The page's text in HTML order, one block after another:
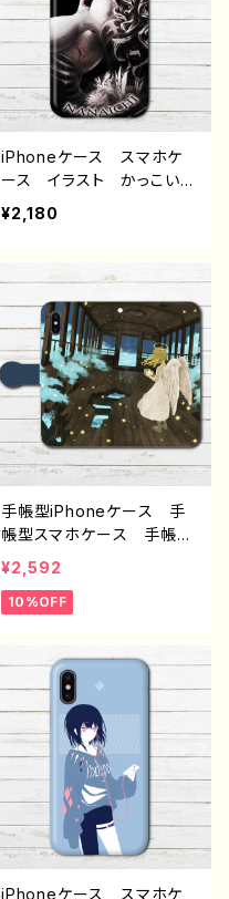
アンドロイド ケース 黒
髪 銀髪 タバコ ワンピ
ース ピアス タトゥー
タイツ 絶対領域 個性
的 おすすめ 人気 イラ
ストレーター クリエイタ
ー 絵師 オリジナル デ
ザイン グッズ タイトル：
iPhoneケース スマホケ
ース イラスト かっこいい
女子 おしゃれ エモい
病み メンヘラ ヤンデ
シー iPhone15/14/13/12/
ooglepixel Android
アンドロイド ケース 個
性的 おすすめ ピアス
白髪 ゾンビ 人気 イラ
ストレーター クリエイタ
ー 絵師 オリジナル デ
ザイン グッズ タイトル：
エフゲニー 作：NANAICHI
（ナナイチ）
¥2,180
手帳型iPhoneケース 手
帳型スマホケース 手帳
型 全機種対応 可愛い女
の子 おしゃれ服 エモ
い 風景 綺麗 美しい
one15/14/13/12/11 AQU
OS sense 4 5 6 Xperia
Googlepixel Galaxy
Android アンドロイ
ド ケース 個性的 おす
すめ 金髪 セミロングヘ
ア 天使 人気 イラスト
レーター クリエイター
絵師 オリジナル デザイ
ン グッズ タイトル：流れ
¥2,592
10%OFF
iPhoneケース スマホケ